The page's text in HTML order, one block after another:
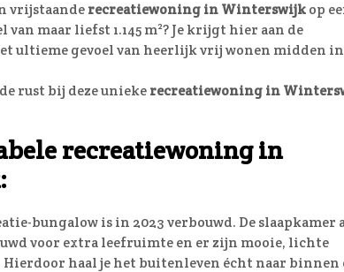
vrijstaande recreatiewoning in Winterswijk op
maar liefst 1.145 m²? Je krijgt hier aan de
ultieme gevoel van heerlijk vrij wonen midden
rust bij deze unieke recreatiewoning in
recreatiewoning in
bungalow is in 2023 verbouwd. De slaapkamer
voor extra leefruimte en er zijn mooie, lichte
haal je het buitenleven écht naar binnen